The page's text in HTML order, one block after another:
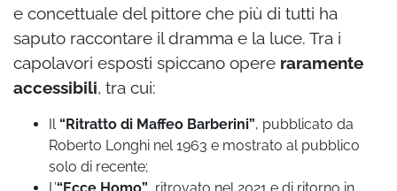
e concettuale del pittore che più di tutti ha
saputo raccontare il dramma e la luce. Tra i
capolavori esposti spiccano opere raramente
accessibili, tra cui:
Il“Ritratto di Maffeo Barberini”, pubblicato da
Roberto Longhi nel 1963 e mostrato al pubblico
solo di recente;